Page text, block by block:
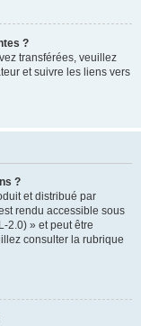
?
transférées, veuillez
et suivre les liens vers
?
et distribué par
rendu accessible sous
2.0) » et peut être
consulter la rubrique